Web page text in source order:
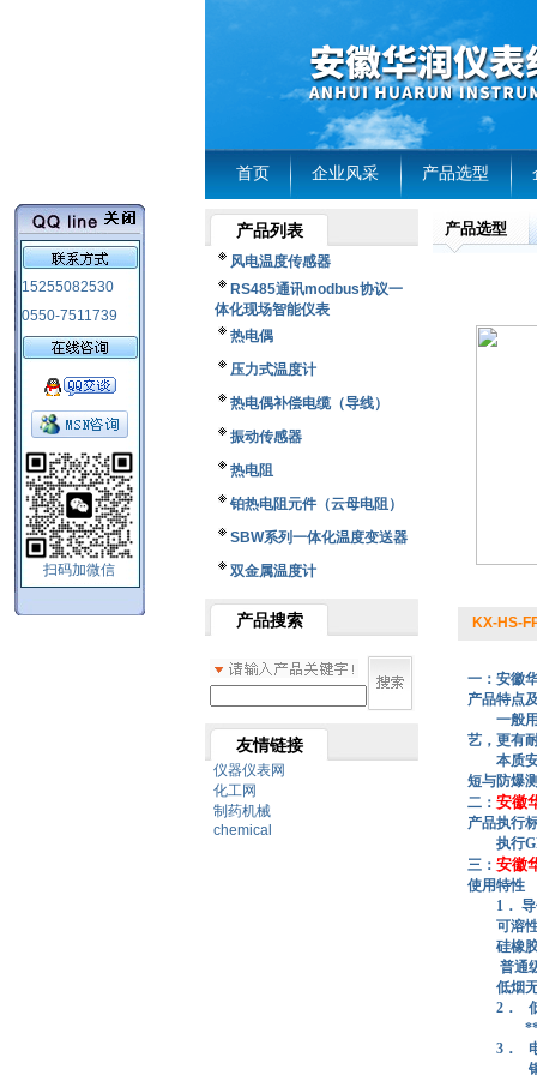
首页 企业风采 产品选型
15255082530
0550-7511739
扫码加微信
产品列表
风电温度传感器
RS485通讯modbus协议一
体化现场智能仪表
热电偶
压力式温度计
热电偶补偿电缆（导线）
振动传感器
热电阻
铂热电阻元件（云母电阻）
SBW系列一体化温度变送器
双金属温度计
产品搜索
友情链接
仪器仪表网
化工网
制药机械
chemical
产品选型
KX-HS-
一：安徽
产品特点
一般
艺，更有
本质
短与防爆
二： 安徽
产品执行
执行GB/
三： 安徽
使用特性
1． 导
可溶性
硅橡胶
普通级
低烟无
2．
**塑料
3．
铜带屏